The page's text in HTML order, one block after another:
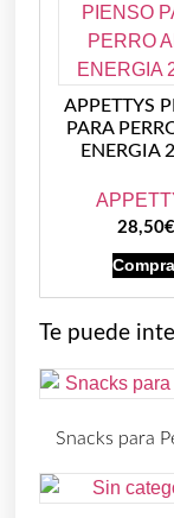
APPETTYS
PARA
ENERGIA
28,50€
Te puede
Snacks para